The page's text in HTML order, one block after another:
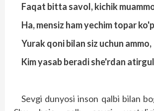
Faqat bitta savol, kichik
Ha, mensiz ham yechim topar
Yurak qoni bilan siz uchun ammo,
Kim yasab beradi she'rdan
Sevgi dunyosi inson qalbi bilan